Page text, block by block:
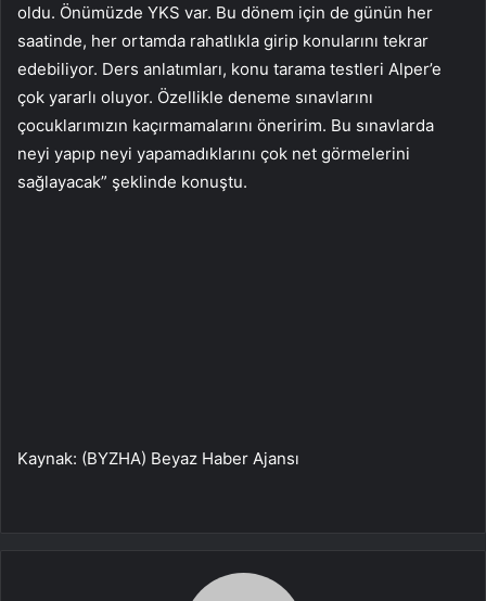
oldu. Önümüzde YKS var. Bu dönem için de günün her
saatinde, her ortamda rahatlıkla girip konularını tekrar
edebiliyor. Ders anlatımları, konu tarama testleri Alper’e
çok yararlı oluyor. Özellikle deneme sınavlarını
çocuklarımızın kaçırmamalarını öneririm. Bu sınavlarda
neyi yapıp neyi yapamadıklarını çok net görmelerini
sağlayacak” şeklinde konuştu.
Kaynak: (BYZHA) Beyaz Haber Ajansı